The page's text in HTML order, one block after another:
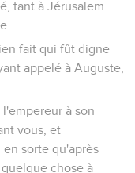
et ceux qui
entre eux,
digne de mort ou de
pu être relâché,